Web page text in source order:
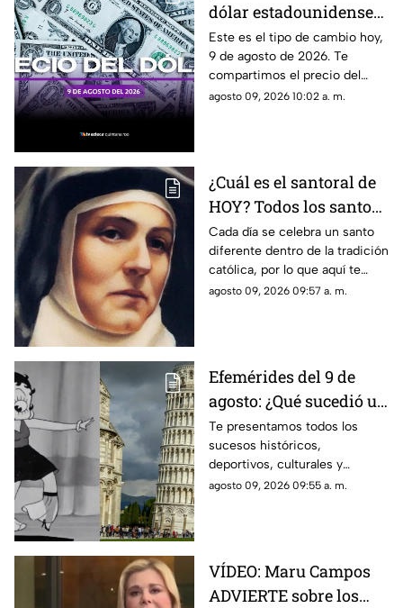
dólar estadounidense
HOY, domingo 9 de
agosto de 2026, en
Cancún
Este es el tipo de cambio hoy,
9 de agosto de 2026. Te
compartimos el precio del
dólar hoy en Cancún, así como
agosto 09, 2026 10:02 a. m.
¿Cuál es el santoral de
HOY? Todos los santos
que se celebran el
domingo 9 de agosto
Cada día se celebra un santo
diferente dentro de la tradición
católica, por lo que aquí te
compartimos el santoral
agosto 09, 2026 09:57 a. m.
Efemérides del 9 de
agosto: ¿Qué sucedió un
día como hoy en
México y el mundo?
Te presentamos todos los
sucesos históricos,
deportivos, culturales y
divertidos que marcaron las
agosto 09, 2026 09:55 a. m.
VÍDEO: Maru Campos
ADVIERTE sobre los